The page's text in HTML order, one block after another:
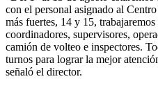
con el personal asignado al
más fuertes, 14 y 15,
coordinadores, supervisores,
camión de volteo e inspectores.
turnos para lograr la mejor
señaló el director.